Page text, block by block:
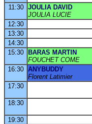
11:30
JOULIA DAVID
JOULIA LUCIE
12:30
13:30
14:30
15:30
BARAS MARTIN
FOUCHET COME
16:30 ANYBUDDY
Florent Latimier
17:30
18:30
19:30